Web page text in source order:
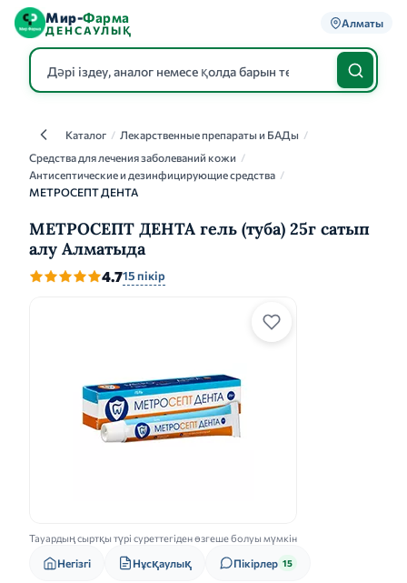
Мир-Фарма
ДЕНСАУЛЫҚ
Алматы
КаталогКаталог / Лекарственные препараты и БАДы /
Средства для лечения заболеваний кожи /
Антисептические и дезинфицирующие средства /
МЕТРОСЕПТ ДЕНТА
МЕТРОСЕПТ ДЕНТА гель (туба) 25г сатып
алу Алматыда
4.715 пікір
Тауардың сыртқы түрі суреттегіден өзгеше болуы мүмкін
Негізгі Нұсқаулық Пікірлер 15